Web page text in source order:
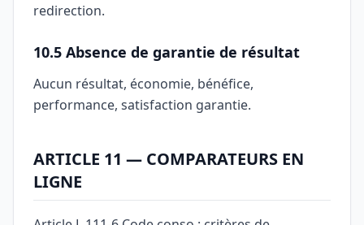
redirection.
10.5 Absence de garantie de résultat
Aucun résultat, économie, bénéfice,
performance, satisfaction garantie.
ARTICLE 11 — COMPARATEURS EN
LIGNE